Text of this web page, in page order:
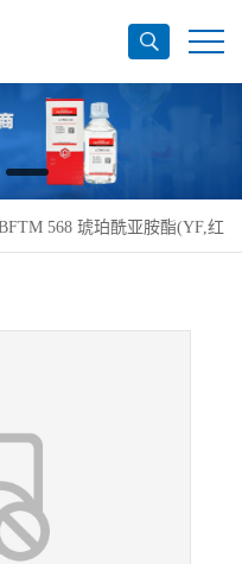
568 琥珀酰亚胺酯(YF,红